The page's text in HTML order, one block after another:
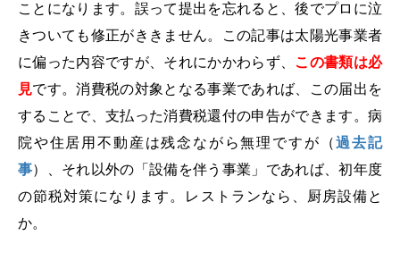
ことになります。誤って提出を忘れると、後でプロに泣
きついても修正がききません。この記事は太陽光事業者
に偏った内容ですが、それにかかわらず、 この書類は必
見です。消費税の対象となる事業であれば、この届出を
することで、支払った消費税還付の申告ができます。病
院や住居用不動産は残念ながら無理ですが（過去記
事）、それ以外の「設備を伴う事業」であれば、初年度
の節税対策になります。レストランなら、厨房設備と
か。